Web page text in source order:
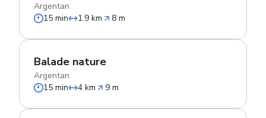
Argentan
15 min
1.9 km 8 m
Balade nature
Argentan
15 min
4 km 9 m